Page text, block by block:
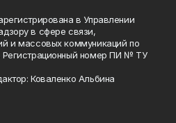
в Управлении
в сфере связи,
и массовых коммуникаций по
Регистрационный номер ПИ № ТУ
Коваленко Альбина